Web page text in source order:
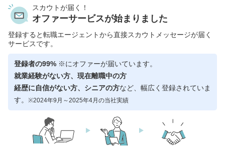
スカウトが届く！
オファーサービスが始まりました
登録すると転職エージェントから直接スカウトメッセージが届く
サービスです。
登録者の99% ※にオファーが届いています。
就業経験がない方、現在離職中の方
経歴に自信がない方、シニアの方など、幅広く登録されていま
す。 ※2024年9月～2025年4月の当社実績